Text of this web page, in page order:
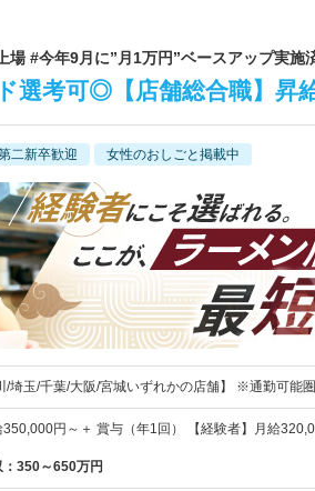
#今年9月に”月1万円”ベースアップ実施
選考可◎【店舗総合職】昇
二新卒歓迎 女性のおしごと掲載中
/埼玉/千葉/大阪/宮城いずれかの店舗】 ※通勤可
350,000円～＋ 賞与（年1回） 【経験者】月給
350～650万円